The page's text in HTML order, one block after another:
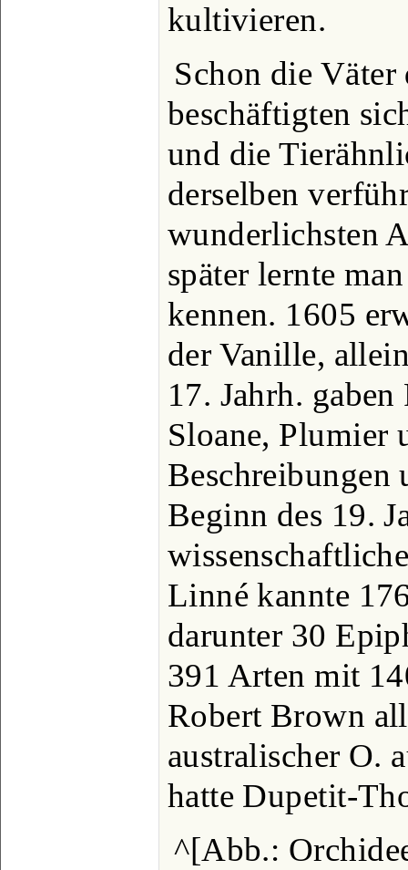
kultivieren.
Schon die
beschäftigten
und die
derselben
wunderlichsten
später lernte
kennen. 1605
der Vanille,
17. Jahrh.
Sloane, Plumier
Beschreibungen
Beginn des 19.
Linné kannte
darunter 30
391 Arten mit
Robert Brown
australischer O.
hatte Dupetit-
^[Abb.: